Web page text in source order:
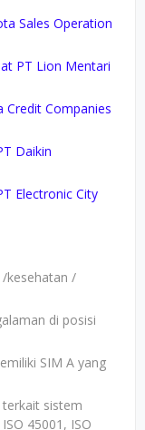
Sales Operation
PT Lion Mentari
Credit Companies
Daikin
Electronic City
/kesehatan /
di posisi
SIM A yang
sistem
45001, ISO